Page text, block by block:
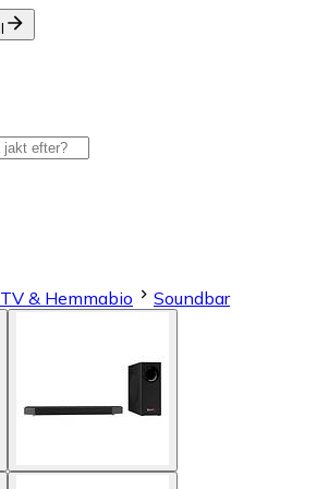
TV & Hemmabio Soundbar